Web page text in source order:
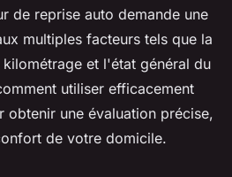
de reprise auto demande une
multiples facteurs tels que la
et l'état général du
utiliser efficacement
obtenir une évaluation précise,
de votre domicile.